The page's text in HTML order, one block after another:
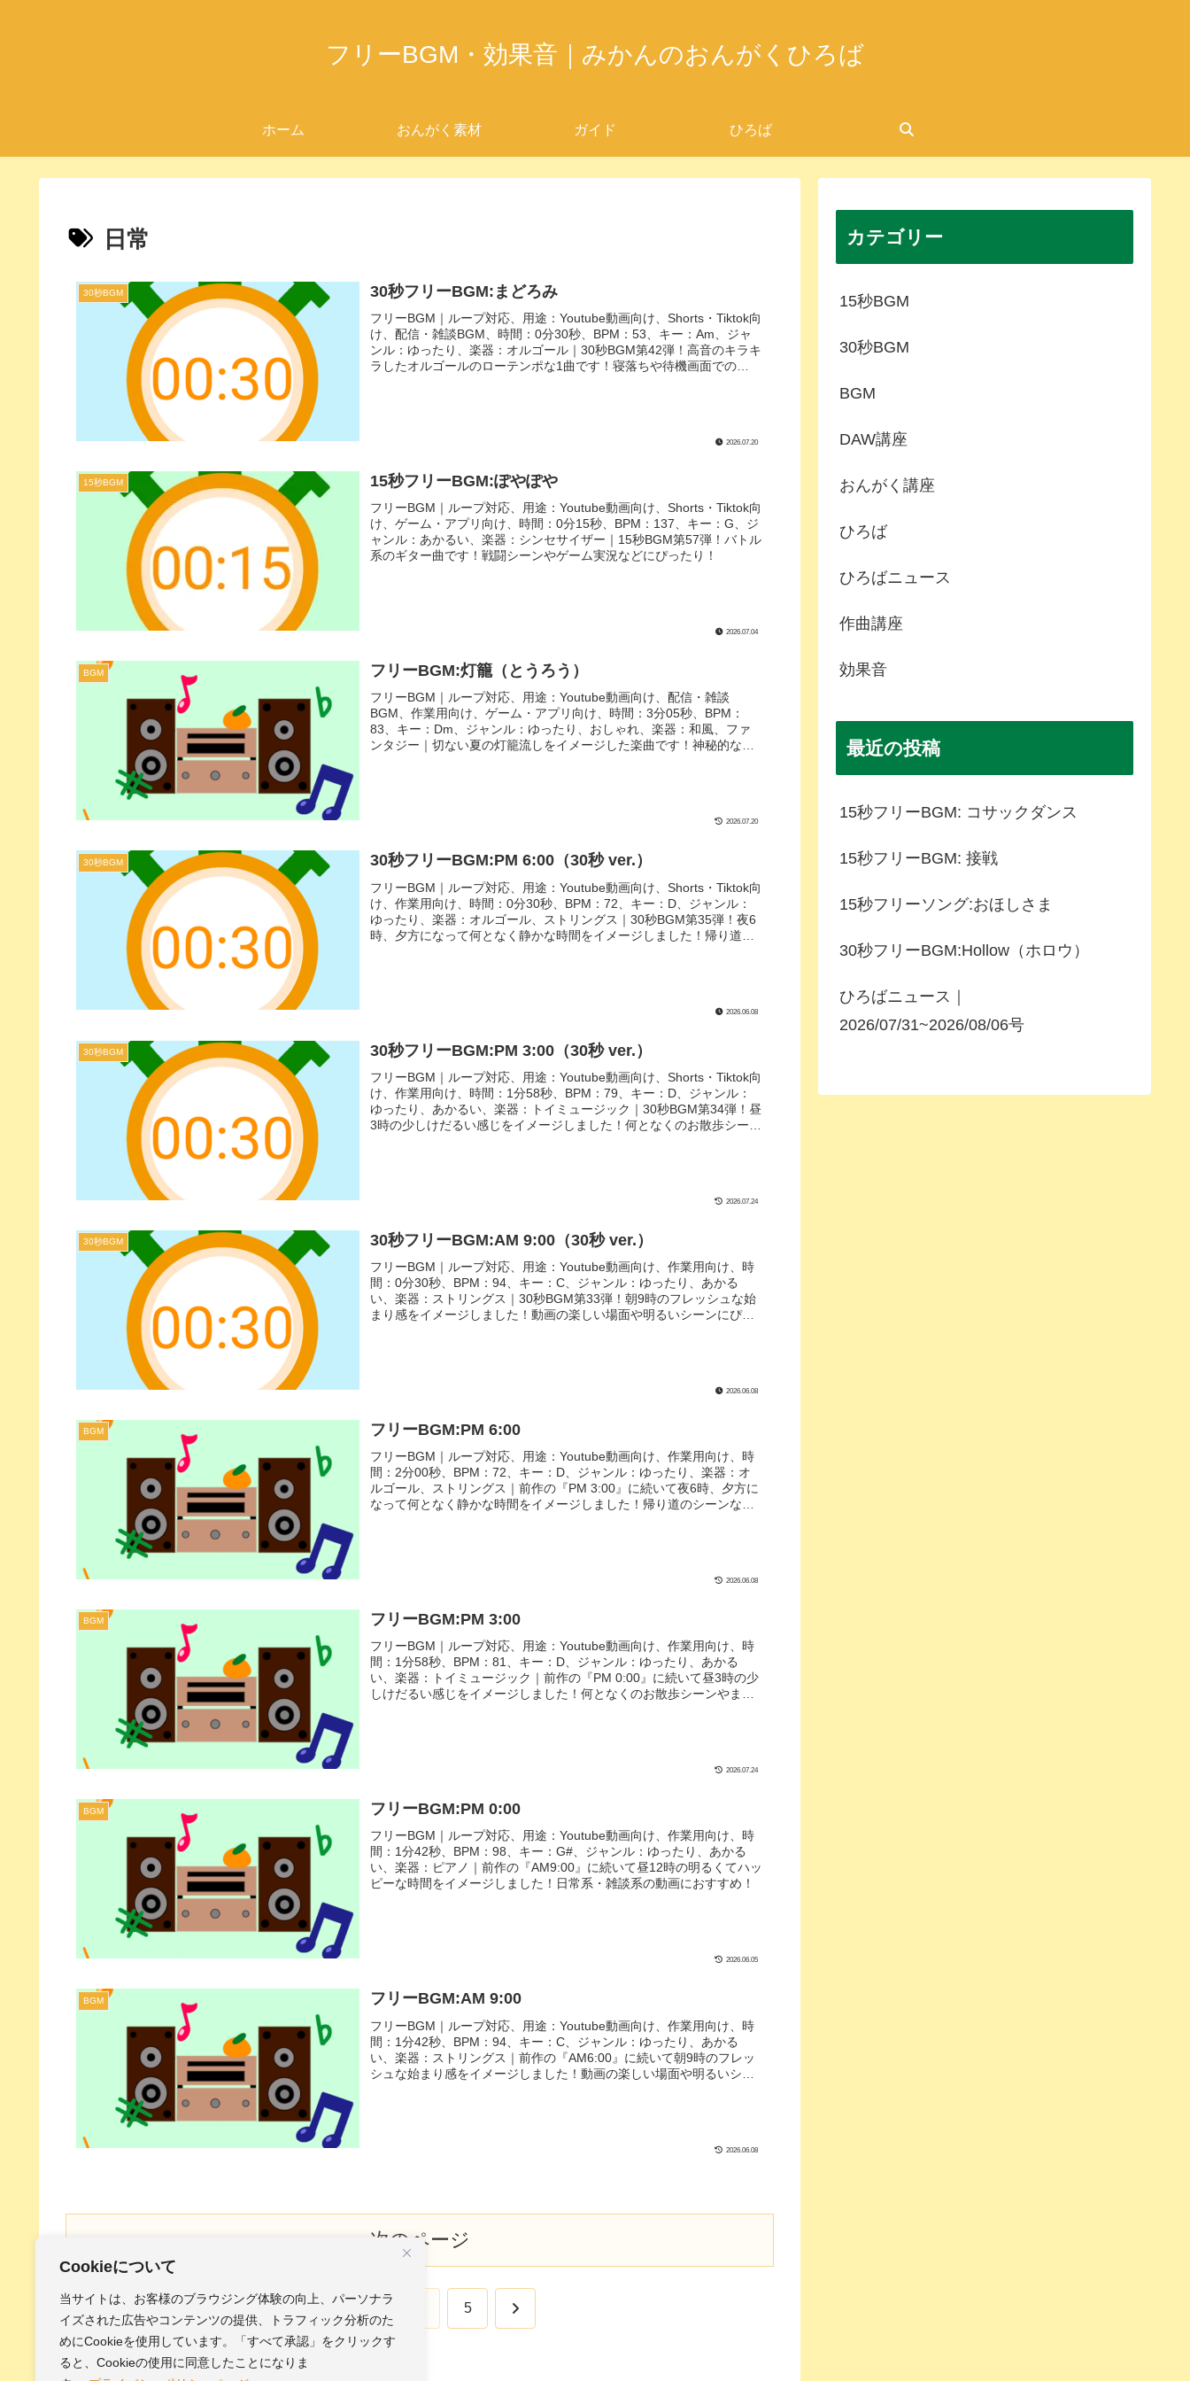
Cookieについて
当サイトは、お客様のブラウジング体験の向上、パーソナラ
イズされた広告やコンテンツの提供、トラフィック分析のた
めにCookieを使用しています。「すべて承認」をクリックす
ると、Cookieの使用に同意したことになりま
フリーBGM・効果音｜みかんのおんがくひろば
ホーム おんがく素材 ガイド ひろば
日常
30秒BGM 30秒フリーBGM:まどろみ
フリーBGM｜ループ対応、用途：Youtube動画向け、Shorts・Tiktok向
け、配信・雑談BGM、時間：0分30秒、BPM：53、キー：Am、ジャ
ンル：ゆったり、楽器：オルゴール｜30秒BGM第42弾！高音のキラキ
ラしたオルゴールのローテンポな1曲です！寝落ちや待機画面での
2026.07.20
15秒BGM 15秒フリーBGM:ぽやぽや
フリーBGM｜ループ対応、用途：Youtube動画向け、Shorts・Tiktok向
け、ゲーム・アプリ向け、時間：0分15秒、BPM：137、キー：G、ジ
ャンル：あかるい、楽器：シンセサイザー｜15秒BGM第57弾！バトル
系のギター曲です！戦闘シーンやゲーム実況などにぴったり！
2026.07.04
BGM フリーBGM:灯籠（とうろう）
フリーBGM｜ループ対応、用途：Youtube動画向け、配信・雑談
BGM、作業用向け、ゲーム・アプリ向け、時間：3分05秒、BPM：
83、キー：Dm、ジャンル：ゆったり、おしゃれ、楽器：和風、ファ
ンタジー｜切ない夏の灯籠流しをイメージした楽曲です！神秘的なシ
2026.07.20
30秒BGM 30秒フリーBGM:PM 6:00（30秒 ver.）
フリーBGM｜ループ対応、用途：Youtube動画向け、Shorts・Tiktok向
け、作業用向け、時間：0分30秒、BPM：72、キー：D、ジャンル：
ゆったり、楽器：オルゴール、ストリングス｜30秒BGM第35弾！夜6
時、夕方になって何となく静かな時間をイメージしました！帰り道の
2026.06.08
30秒BGM 30秒フリーBGM:PM 3:00（30秒 ver.）
フリーBGM｜ループ対応、用途：Youtube動画向け、Shorts・Tiktok向
け、作業用向け、時間：1分58秒、BPM：79、キー：D、ジャンル：
ゆったり、あかるい、楽器：トイミュージック｜30秒BGM第34弾！昼
3時の少しけだるい感じをイメージしました！何となくのお散歩シーン
2026.07.24
30秒BGM 30秒フリーBGM:AM 9:00（30秒 ver.）
フリーBGM｜ループ対応、用途：Youtube動画向け、作業用向け、時
間：0分30秒、BPM：94、キー：C、ジャンル：ゆったり、あかる
い、楽器：ストリングス｜30秒BGM第33弾！朝9時のフレッシュな始
まり感をイメージしました！動画の楽しい場面や明るいシーンにぴっ
2026.06.08
BGM フリーBGM:PM 6:00
フリーBGM｜ループ対応、用途：Youtube動画向け、作業用向け、時
間：2分00秒、BPM：72、キー：D、ジャンル：ゆったり、楽器：オ
ルゴール、ストリングス｜前作の『PM 3:00』に続いて夜6時、夕方に
なって何となく静かな時間をイメージしました！帰り道のシーンなど
2026.06.08
BGM フリーBGM:PM 3:00
フリーBGM｜ループ対応、用途：Youtube動画向け、作業用向け、時
間：1分58秒、BPM：81、キー：D、ジャンル：ゆったり、あかる
い、楽器：トイミュージック｜前作の『PM 0:00』に続いて昼3時の少
しけだるい感じをイメージしました！何となくのお散歩シーンやまっ
2026.07.24
BGM フリーBGM:PM 0:00
フリーBGM｜ループ対応、用途：Youtube動画向け、作業用向け、時
間：1分42秒、BPM：98、キー：G#、ジャンル：ゆったり、あかる
い、楽器：ピアノ｜前作の『AM9:00』に続いて昼12時の明るくてハッ
ピーな時間をイメージしました！日常系・雑談系の動画におすすめ！
2026.06.05
BGM フリーBGM:AM 9:00
フリーBGM｜ループ対応、用途：Youtube動画向け、作業用向け、時
間：1分42秒、BPM：94、キー：C、ジャンル：ゆったり、あかる
い、楽器：ストリングス｜前作の『AM6:00』に続いて朝9時のフレッ
シュな始まり感をイメージしました！動画の楽しい場面や明るいシー
2026.06.08
次のページ
1 2 5 次
カテゴリー
15秒BGM
30秒BGM
BGM
DAW講座
おんがく講座
ひろば
ひろばニュース
作曲講座
効果音
最近の投稿
15秒フリーBGM: コサックダンス
15秒フリーBGM: 接戦
15秒フリーソング:おほしさま
30秒フリーBGM:Hollow（ホロウ）
ひろばニュース｜
2026/07/31~2026/08/06号